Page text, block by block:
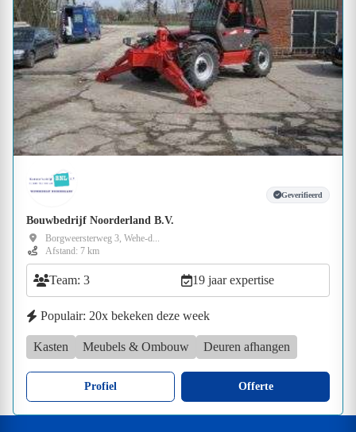
Geverifieerd
Bouwbedrijf Noorderland B.V.
Borgweersterweg 3, Wehe-d...
Afstand: 7 km
Team: 3 19 jaar expertise
Populair: 20x bekeken deze week
Kasten Meubels & Ombouw Deuren afhangen
Profiel Offerte